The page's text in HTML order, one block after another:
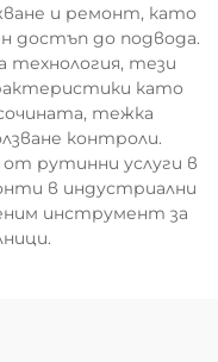
и ремонт, като
достъп до подвода.
технология, тези
като
тежка
контроли.
рутинни услуги в
в индустриални
инструмент за